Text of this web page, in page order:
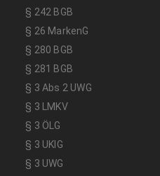
§ 242 BGB
§ 26 MarkenG
§ 280 BGB
§ 281 BGB
§ 3 Abs 2 UWG
§ 3 LMKV
§ 3 ÖLG
§ 3 UKlG
§ 3 UWG